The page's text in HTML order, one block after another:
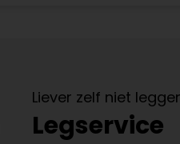
Liever zelf niet
Legservice